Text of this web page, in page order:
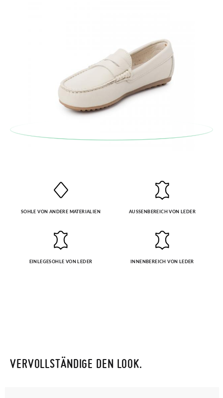
SOHLE VON ANDERE MATERIALIEN AUSSENBEREICH VON LEDER
EINLEGESOHLE VON LEDER INNENBEREICH VON LEDER
VERVOLLSTÄNDIGE DEN LOOK.